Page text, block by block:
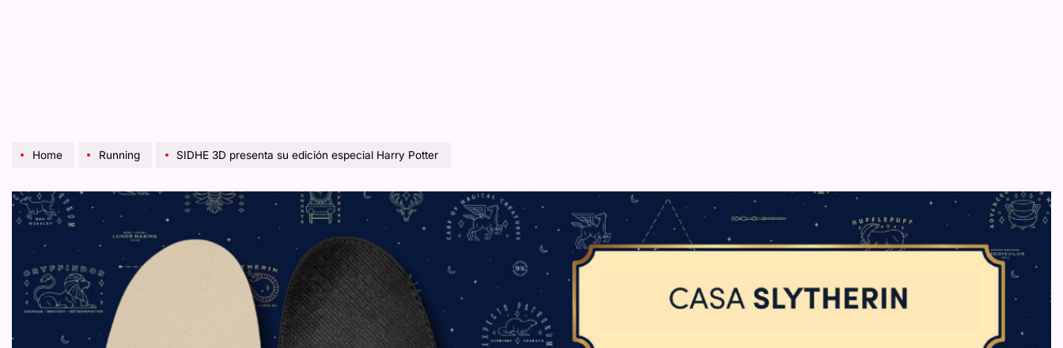
Home Running SIDHE 3D presenta su edición especial Harry Potter